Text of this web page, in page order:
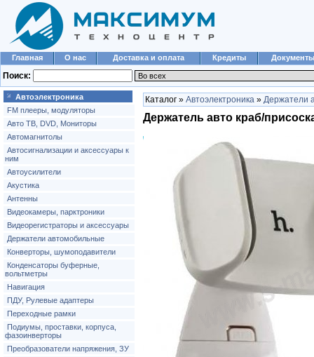
Главная О нас Доставка и оплата Кредиты Документы
Поиск:
Автоэлектроника
FM плееры, модуляторы
Авто ТВ, DVD, Мониторы
Автомагнитолы
Автосигнализации и аксессуары к
ним
Автоусилители
Акустика
Антенны
Видеокамеры, парктроники
Видеорегистраторы и аксессуары
Держатели автомобильные
Конверторы, шумоподавители
Конденсаторы буферные,
вольтметры
Навигация
ПДУ, Рулевые адаптеры
Переходные рамки
Подиумы, проставки, корпуса,
фазоинверторы
Преобразователи напряжения, ЗУ
Каталог » Автоэлектроника » Держатели
Держатель авто краб/